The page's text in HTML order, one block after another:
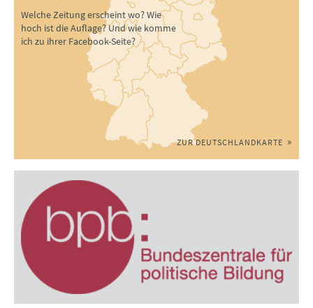
Welche Zeitung erscheint wo? Wie
hoch ist die Auflage? Und wie komme
ich zu ihrer Facebook-Seite?
ZUR DEUTSCHLANDKARTE